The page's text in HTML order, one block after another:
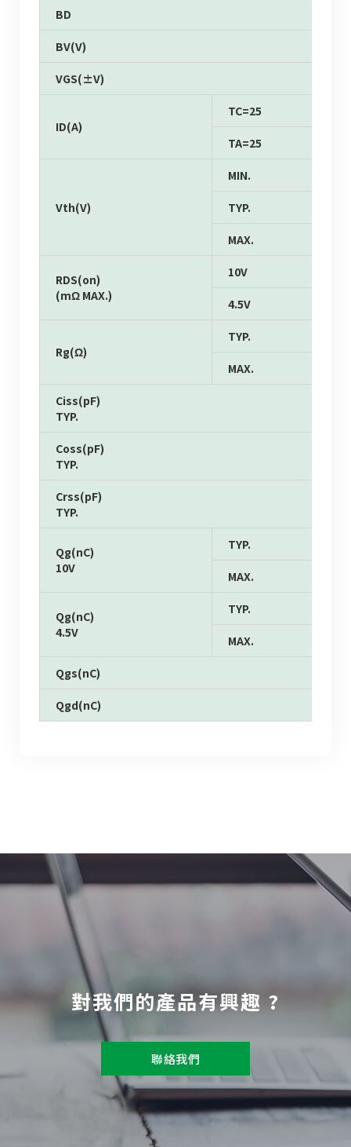
BD
BV(V)
VGS(±V)
ID(A)
TC=25
TA=25
Vth(V)
MIN.
TYP.
MAX.
RDS(on)
(mΩ MAX.)
10V
4.5V
Rg(Ω)
TYP.
MAX.
Ciss(pF)
TYP.
Coss(pF)
TYP.
Crss(pF)
TYP.
Qg(nC)
10V
TYP.
MAX.
Qg(nC)
4.5V
TYP.
MAX.
Qgs(nC)
Qgd(nC)
對我們的產品有興趣 ?
聯絡我們